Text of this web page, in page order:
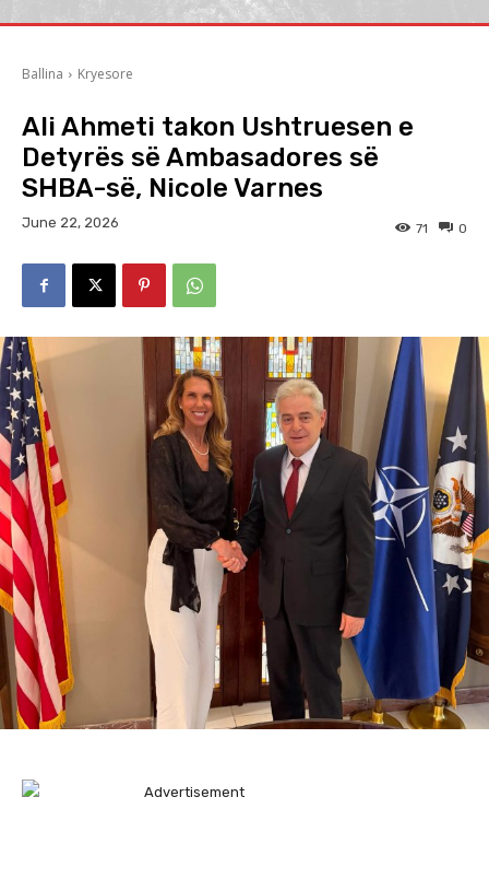
Ballina Kryesore
Ali Ahmeti takon Ushtruesen e
Detyrës së Ambasadores së
SHBA-së, Nicole Varnes
June 22, 2026 0
71